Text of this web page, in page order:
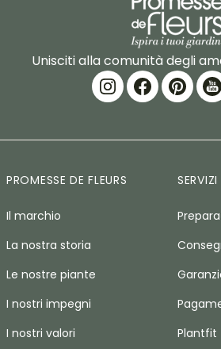
Unisciti alla comunità degli
PROMESSE DE FLEURS
Il marchio
La nostra storia
Le nostre piante
I nostri impegni
I nostri valori
SERVIZI
Plantfit